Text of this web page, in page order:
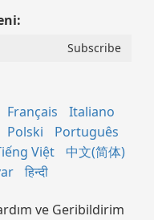
Français
Italiano
Polski
Português
Việt
中文(简体)
हिन्दी
ve Geribildirim